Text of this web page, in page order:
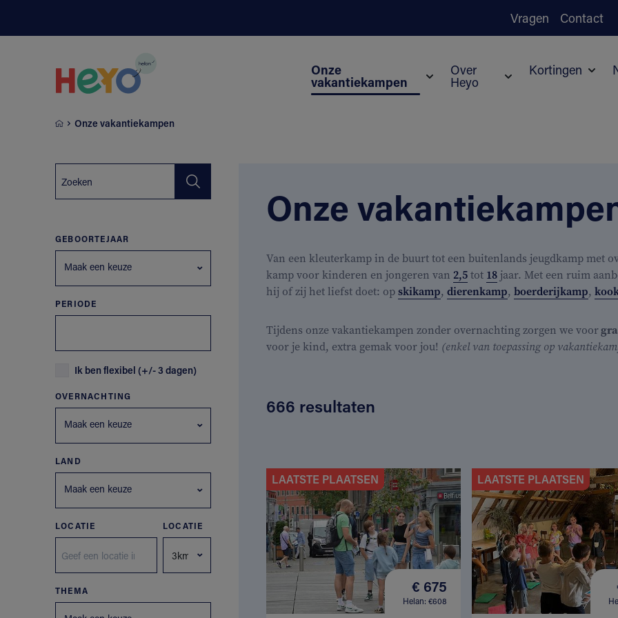
Vragen Contact
Onze
vakantiekampen
Submenu voor Onze vakantiekampen
Over
Heyo
Kortingen
Onze vakantiekampen
GEBOORTEJAAR
Maak een keuze
PERIODE
Ik ben flexibel (+/- 3 dagen)
OVERNACHTING
Maak een keuze
LAND
Maak een keuze
LOCATIE LOCATIE
THEMA
Onze
Van een kleuterkamp in de buurt tot een buitenlands jeugdkamp met
kamp voor kinderen en jongeren van 2,5tot 18 jaar. Met een ruim
hij of zij het liefst doet: opskikamp, dierenkamp, boerderijkamp,
Tijdens onze vakantiekampen zonder overnachting zorgen we voor
voor je kind, extra gemak voor jou! (enkel van toepassing op
666 resultaten
LAATSTE PLAATSEN
€ 675
Helan: €608
LAATSTE PLAATSEN